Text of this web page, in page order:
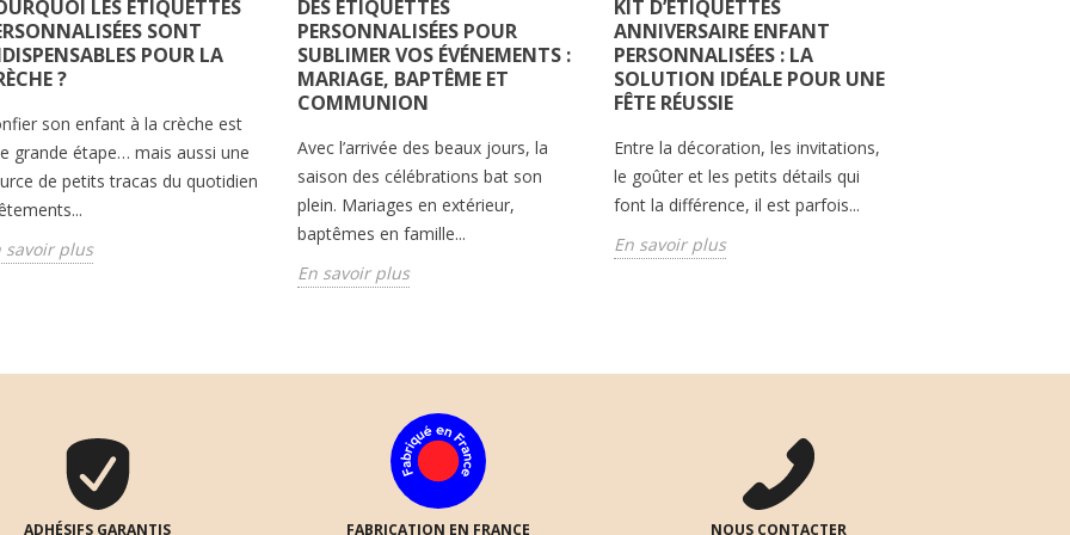
LES ÉTIQUETTES
SONT
POUR LA
?
son enfant à la crèche est
grande étape… mais aussi une
de petits tracas du quotidien
savoir plus
DES ÉTIQUETTES
PERSONNALISÉES POUR
SUBLIMER VOS ÉVÉNEMENTS :
MARIAGE, BAPTÊME ET
COMMUNION
Avec l’arrivée des beaux jours, la
saison des célébrations bat son
plein. Mariages en extérieur,
baptêmes en famille...
En savoir plus
KIT D’ÉTIQUETTES
ANNIVERSAIRE ENFANT
PERSONNALISÉES : LA
SOLUTION IDÉALE POUR UNE
FÊTE RÉUSSIE
Entre la décoration, les invitations,
le goûter et les petits détails qui
font la différence, il est parfois...
En savoir plus
ADHÉSIFS GARANTIS FABRICATION EN FRANCE NOUS CONTACTER